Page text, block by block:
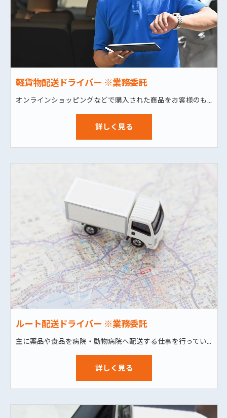
軽貨物配送ドライバー ※業務委託
オンラインショッピングなどで購入された商品をお客様のもとへお届けする配送業務を行っていただきます。
詳しく見る
ルート配送ドライバー ※業務委託
詳しく見る